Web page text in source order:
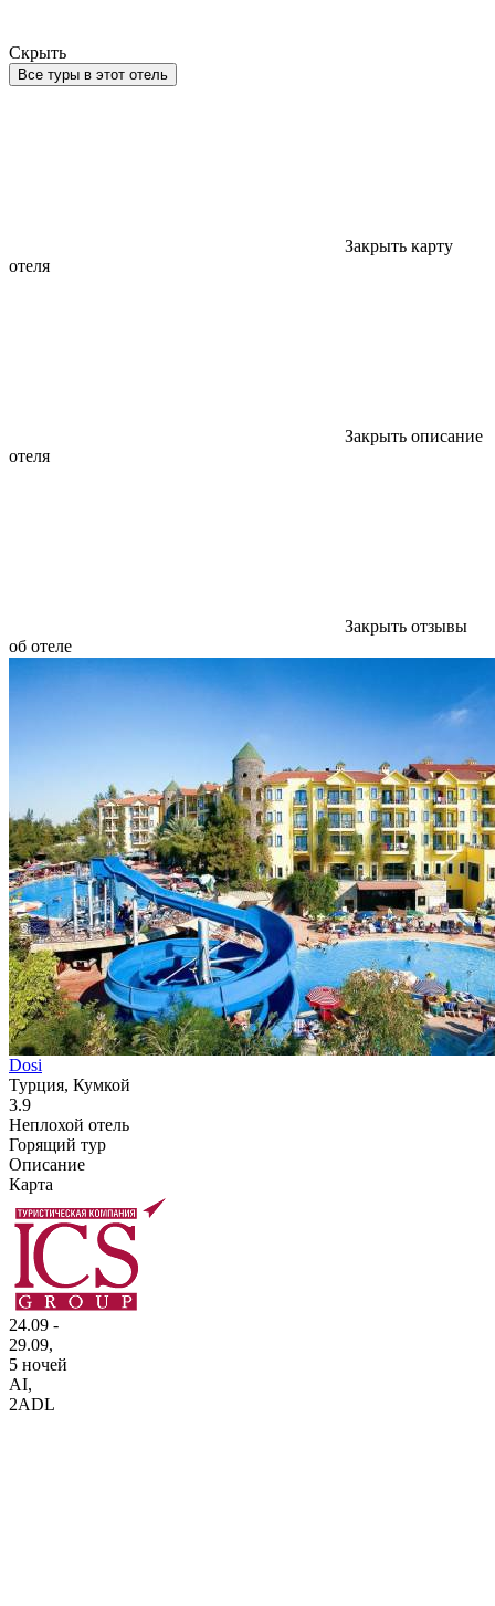
Скрыть
Все туры в этот отель
Закрыть карту
отеля
Закрыть описание
отеля
Закрыть отзывы
об отеле
Dosi
Турция, Кумкой
3.9
Неплохой отель
Горящий тур
Описание
Карта
24.09 -
29.09,
5 ночей
AI,
2ADL